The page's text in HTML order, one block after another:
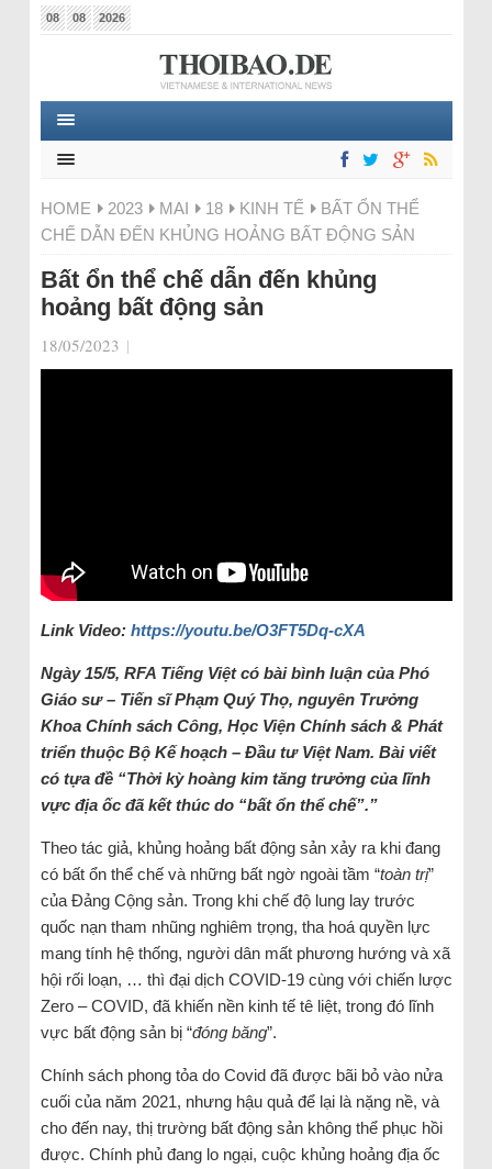
08 08 2026
HOME 2023 MAI 18 KINH TẾ
BẤT ỔN THỂ
CHẾ DẪN ĐẾN KHỦNG HOẢNG BẤT ĐỘNG SẢN
Bất ổn thể chế dẫn đến khủng
hoảng bất động sản
18/05/2023 |
Link Video: https://youtu.be/O3FT5Dq-cXA
Ngày 15/5, RFA Tiếng Việt có bài bình luận của Phó
Giáo sư – Tiến sĩ Phạm Quý Thọ, nguyên Trưởng
Khoa Chính sách Công, Học Viện Chính sách & Phát
triển thuộc Bộ Kế hoạch – Đầu tư Việt Nam. Bài viết
có tựa đề “Thời kỳ hoàng kim tăng trưởng của lĩnh
vực địa ốc đã kết thúc do “bất ổn thể chế”.”
Theo tác giả, khủng hoảng bất động sản xảy ra khi đang
có bất ổn thể chế và những bất ngờ ngoài tầm “toàn trị”
của Đảng Cộng sản. Trong khi chế độ lung lay trước
quốc nạn tham nhũng nghiêm trọng, tha hoá quyền lực
mang tính hệ thống, người dân mất phương hướng và xã
hội rối loạn, … thì đại dịch COVID-19 cùng với chiến lược
Zero – COVID, đã khiến nền kinh tế tê liệt, trong đó lĩnh
vực bất động sản bị “đóng băng”.
Chính sách phong tỏa do Covid đã được bãi bỏ vào nửa
cuối của năm 2021, nhưng hậu quả để lại là nặng nề, và
cho đến nay, thị trường bất động sản không thể phục hồi
được. Chính phủ đang lo ngại, cuộc khủng hoảng địa ốc